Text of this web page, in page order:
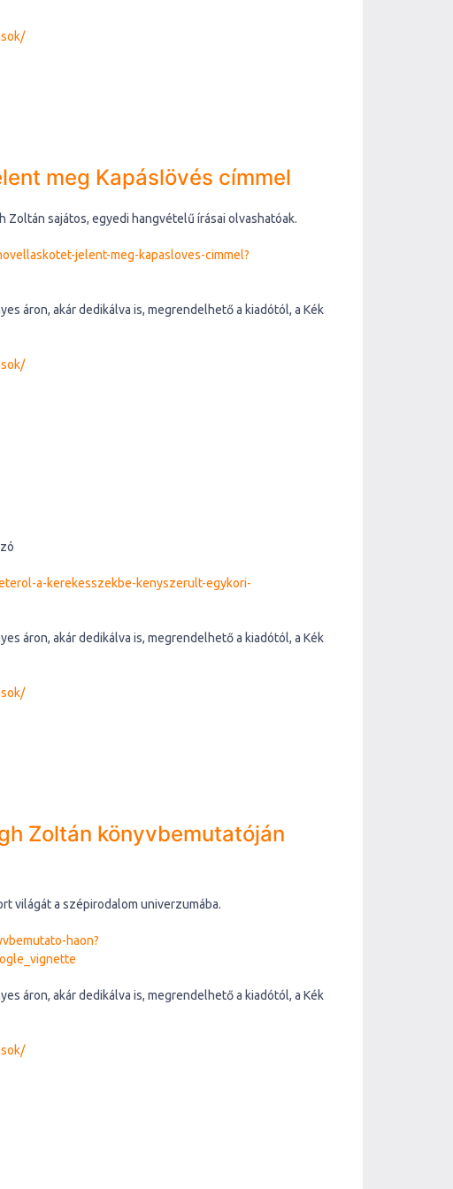
meg Kapáslövés címmel
sajátos, egyedi hangvételű írásai olvashatóak.
jelent-meg-kapasloves-cimmel?
áron, akár dedikálva is, megrendelhető a kiadótól, a Kék
a-kerekesszekbe-kenyszerult-egykori-
áron, akár dedikálva is, megrendelhető a kiadótól, a Kék
Zoltán könyvbemutatóján
világát a szépirodalom univerzumába.
haon?
áron, akár dedikálva is, megrendelhető a kiadótól, a Kék